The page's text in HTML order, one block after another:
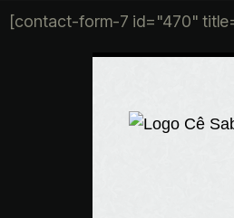
[contact-form-7 id="470"